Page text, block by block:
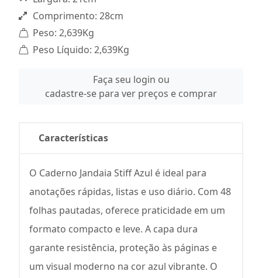
Comprimento: 28cm
Peso: 2,639Kg
Peso Líquido: 2,639Kg
Faça seu login ou
cadastre-se para ver preços e comprar
Características
O Caderno Jandaia Stiff Azul é ideal para
anotações rápidas, listas e uso diário. Com 48
folhas pautadas, oferece praticidade em um
formato compacto e leve. A capa dura
garante resistência, proteção às páginas e
um visual moderno na cor azul vibrante. O